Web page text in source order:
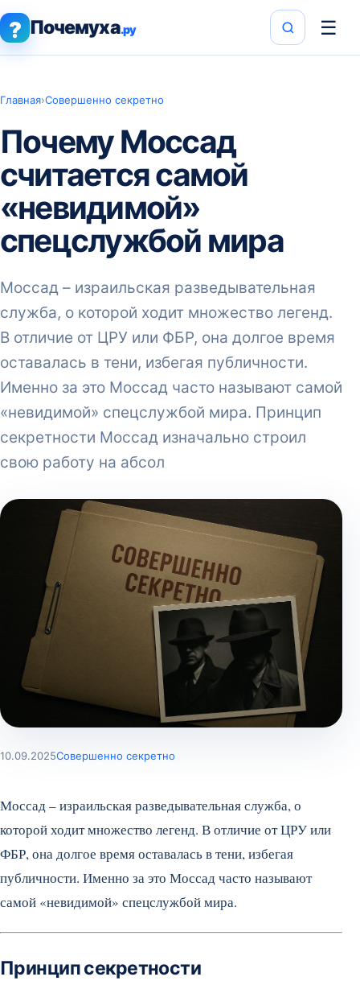
? Почемуха.ру ☰
Главная›Совершенно секретно
Почему Моссад
считается самой
«невидимой»
спецслужбой мира
Моссад – израильская разведывательная
служба, о которой ходит множество легенд.
В отличие от ЦРУ или ФБР, она долгое время
оставалась в тени, избегая публичности.
Именно за это Моссад часто называют самой
«невидимой» спецслужбой мира. Принцип
секретности Моссад изначально строил
свою работу на абсол
10.09.2025Совершенно секретно
Моссад – израильская разведывательная служба, о
которой ходит множество легенд. В отличие от ЦРУ или
ФБР, она долгое время оставалась в тени, избегая
публичности. Именно за это Моссад часто называют
самой «невидимой» спецслужбой мира.
Принцип секретности